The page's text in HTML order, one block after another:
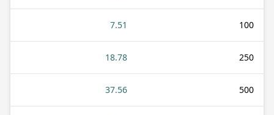
100
7.51
250
18.78
500
37.56